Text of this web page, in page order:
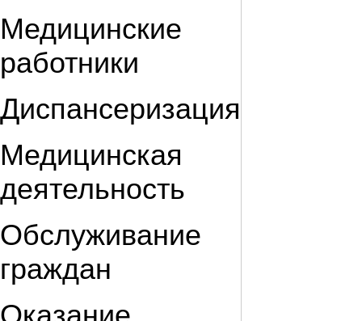
Медицинские
работники
Диспансеризация
Медицинская
деятельность
Обслуживание
граждан